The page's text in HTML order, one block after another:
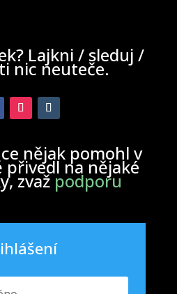
Lajkni / sleduj /
nic neuteče.
nějak pomohl v
na nějaké
zvažpodporu